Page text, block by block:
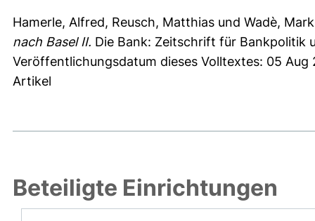
Hamerle, Alfred, Reusch, Matthias und Wadè,
nach Basel II. Die Bank: Zeitschrift für Bankpolitik
Veröffentlichungsdatum dieses Volltextes: 05 Aug
Artikel
Beteiligte Einrichtungen